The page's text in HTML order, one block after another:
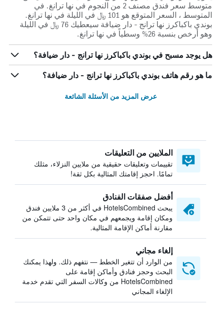
متوسط ​​سعر فندق مصنف 2 من النجوم في نها ترانغ. في
المتوسط ، السعر المتوقع هو 101 ﷼ في الليلة في نها ترانغ.
بوندي باكباكرز نها ترانج - دار ضيافة سيعطيك 76 ﷼ في الليلة
وهو أرخص بنسبة 26% وسطياً في نها ترانغ.
هل يوجد مسبح في بوندي باكباكرز نها ترانج - دار ضيافة؟
ما هو رقم هاتف بوندي باكباكرز نها ترانج - دار ضيافة؟
عرض المزيد من الأسئلة الشائعة
الملايين من التعليقات
تقييمات وتعليقات حقيقية من ملايين النزلاء، مثلك
تمامًا. احجز إقامتك المثالية بكل ثقة!
أفضل صفقات الفنادق
يبحث HotelsCombined في أكثر من 3 ملايين فندق
ومكان إقامة ويجمعهم في مكان واحد حتى تتمكن من
مقارنة أماكن الإقامة المثالية.
إلغاء مجاني
من الوارد أن تتغير الخطط — نتفهم ذلك. ولهذا يمكنك
البحث وحجز فنادق وأماكن إقامة على
HotelsCombined من وكالات السفر التي تقدم خدمة
الإلغاء المجاني